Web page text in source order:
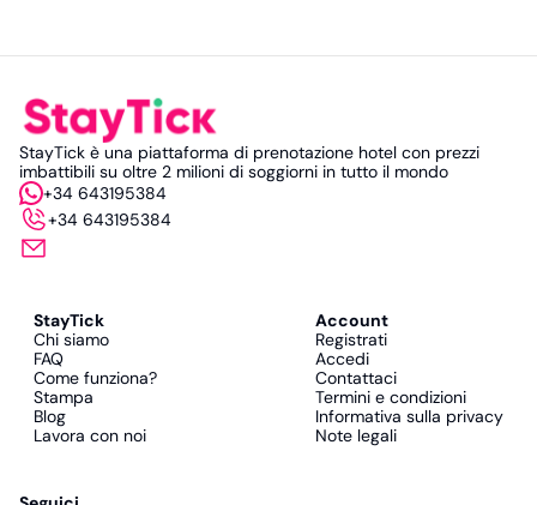
StayTick è una piattaforma di prenotazione hotel con prezzi
imbattibili su oltre 2 milioni di soggiorni in tutto il mondo
+34 643195384
+34 643195384
StayTick
Chi siamo
FAQ
Come funziona?
Stampa
Blog
Lavora con noi
Account
Registrati
Accedi
Contattaci
Termini e condizioni
Informativa sulla privacy
Note legali